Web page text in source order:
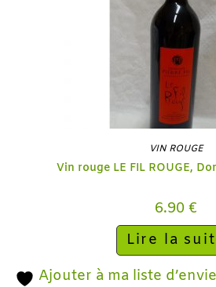
VIN ROUGE
Vin rouge LE FIL ROUGE,
6.90 €
Lire la
Ajouter à ma liste